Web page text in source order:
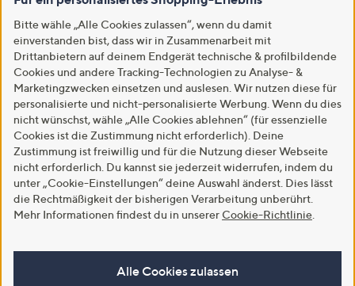
Bitte wähle „Alle Cookies zulassen“, wenn du damit
einverstanden bist, dass wir in Zusammenarbeit mit
Drittanbietern auf deinem Endgerät technische & profilbildende
Cookies und andere Tracking-Technologien zu Analyse- &
Marketingzwecken einsetzen und auslesen. Wir nutzen diese für
personalisierte und nicht-personalisierte Werbung. Wenn du dies
nicht wünschst, wähle „Alle Cookies ablehnen“ (für essenzielle
Cookies ist die Zustimmung nicht erforderlich). Deine
Zustimmung ist freiwillig und für die Nutzung dieser Webseite
nicht erforderlich. Du kannst sie jederzeit widerrufen, indem du
unter „Cookie-Einstellungen“ deine Auswahl änderst. Dies lässt
die Rechtmäßigkeit der bisherigen Verarbeitung unberührt.
Mehr Informationen findest du in unserer Cookie-Richtlinie
Alle Cookies zulassen